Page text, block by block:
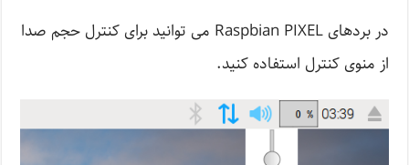
در بردهای Raspbian PIXEL می توانید برای کنترل حجم صدا
از منوی کنترل استفاده کنید.